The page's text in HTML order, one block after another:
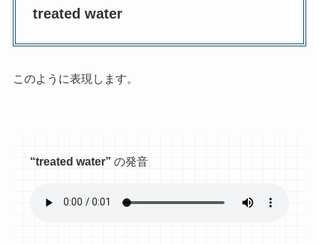
treated water
このように表現します。
“treated water” の発音